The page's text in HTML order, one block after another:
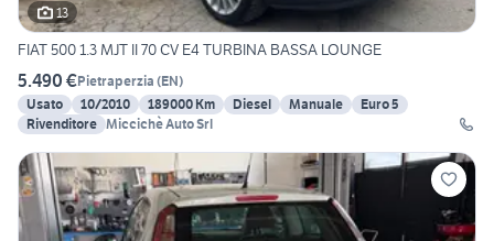
13
FIAT 500 1.3 MJT II 70 CV E4 TURBINA BASSA LOUNGE
5.490 €Pietraperzia (EN)
Usato
10/2010 189000 Km Diesel Manuale
Euro 5
Rivenditore Miccichè Auto Srl